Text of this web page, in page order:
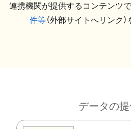
連携機関が提供するコンテンツで
件等（外部サイトへリンク
データの